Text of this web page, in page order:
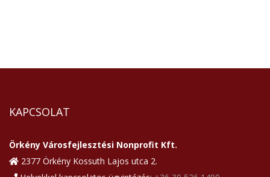
KAPCSOLAT
Örkény Városfejlesztési Nonprofit Kft.
2377 Örkény Kossuth Lajos utca 2.